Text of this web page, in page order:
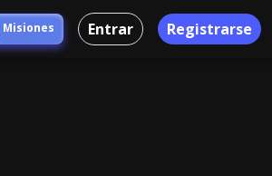
Misiones Entrar Registrarse